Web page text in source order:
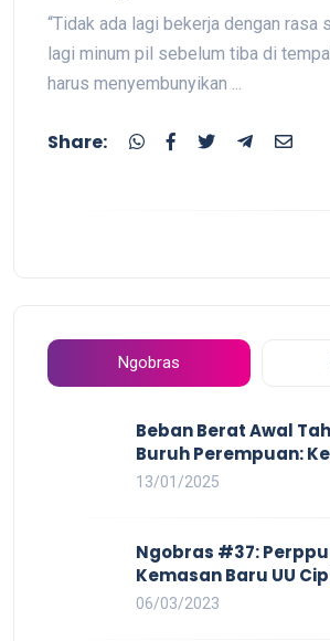
“Tidak ada lagi bekerja dengan rasa
lagi minum pil sebelum tiba di
harus menyembunyikan ...
Share:
Ngobras
Beban Berat Awal
Buruh Perempuan:
Harga yang
13/01/2025
Ngobras #37:
Kemasan Baru UU
yang Semakin
06/03/2023